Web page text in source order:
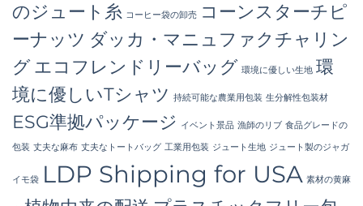
のジュート糸 コーヒー袋の卸売 コーンスターチピ
ーナッツ ダッカ・マニュファクチャリン
グエコフレンドリーバッグ 環境に優しい生地 環
境に優しいTシャツ 持続可能な農業用包装 生分解性包装材
ESG準拠パッケージ イベント景品 漁師のリブ 食品グレードの
包装 丈夫な麻布 丈夫なトートバッグ 工業用包装 ジュート生地 ジュート製のジャガ
イモ袋 LDP Shipping for USA 素材の黄麻